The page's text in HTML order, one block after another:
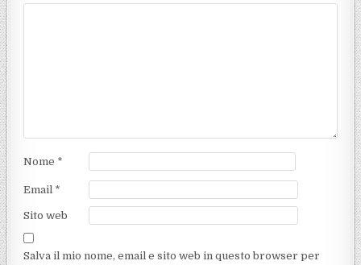
Nome *
Email *
Sito web
Salva il mio nome, email e sito web in questo browser per